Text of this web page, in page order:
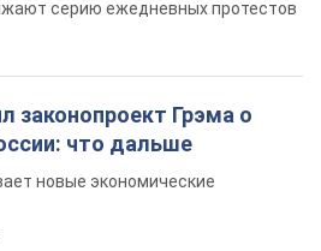
серию ежедневных протестов
законопроект Грэма о
что дальше
новые экономические